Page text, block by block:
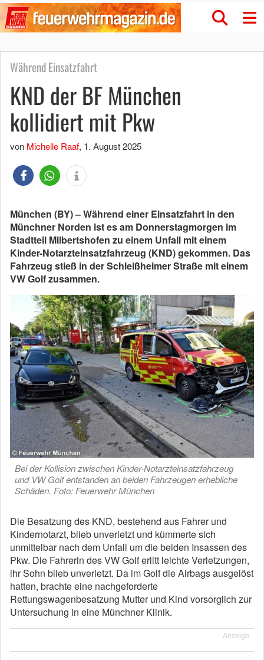
Während Einsatzfahrt
KND der BF München
kollidiert mit Pkw
von Michelle Raaf, 1. August 2025
München (BY) – Während einer Einsatzfahrt in den
Münchner Norden ist es am Donnerstagmorgen im
Stadtteil Milbertshofen zu einem Unfall mit einem
Kinder-Notarzteinsatzfahrzeug (KND) gekommen. Das
Fahrzeug stieß in der Schleißheimer Straße mit einem
VW Golf zusammen.
Bei der Kollision zwischen Kinder-Notarzteinsatzfahrzeug
und VW Golf entstanden an beiden Fahrzeugen erhebliche
Schäden. Foto: Feuerwehr München
Die Besatzung des KND, bestehend aus Fahrer und
Kindernotarzt, blieb unverletzt und kümmerte sich
unmittelbar nach dem Unfall um die beiden Insassen des
Pkw. Die Fahrerin des VW Golf erlitt leichte Verletzungen,
ihr Sohn blieb unverletzt. Da im Golf die Airbags ausgelöst
hatten, brachte eine nachgeforderte
Rettungswagenbesatzung Mutter und Kind vorsorglich zur
Untersuchung in eine Münchner Klinik.
Anzeige